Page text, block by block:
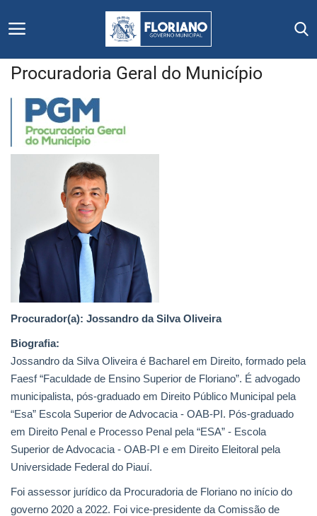
Início
Editais
Secretarias e Órgãos
Mural de Licitações
Notícias
Vídeos
Webmail
Contato
Procuradoria Geral do Município
Procurador(a): Jossandro da Silva Oliveira
Biografia:
Jossandro da Silva Oliveira é Bacharel em Direito, formado pela
Faesf “Faculdade de Ensino Superior de Floriano”. É advogado
municipalista, pós-graduado em Direito Público Municipal pela
“Esa” Escola Superior de Advocacia - OAB-PI. Pós-graduado
em Direito Penal e Processo Penal pela “ESA” - Escola
Superior de Advocacia - OAB-PI e em Direito Eleitoral pela
Universidade Federal do Piauí.
Foi assessor jurídico da Procuradoria de Floriano no início do
governo 2020 a 2022. Foi vice-presidente da Comissão de